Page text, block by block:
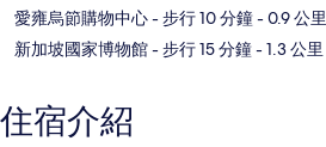
愛雍烏節購物中心- 步行 10 分鐘- 0.9 公里
新加坡國家博物館- 步行 15 分鐘- 1.3 公里
住宿介紹